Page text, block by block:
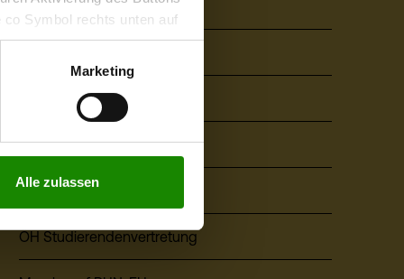
Symbol rechts unten auf
der aufgrund der
finden Sie
Marketing
Alle zulassen
Bibliothek
Alumni
Events
ÖH Studierendenvertretung